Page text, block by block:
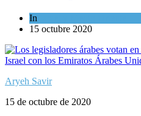
In
15 octubre 2020
Aryeh Savir
15 de octubre de 2020